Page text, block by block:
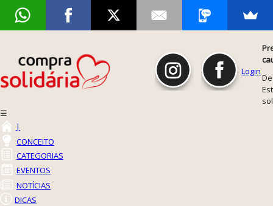
Login
☰
|
CONCEITO
CATEGORIAS
EVENTOS
NOTÍCIAS
DICAS